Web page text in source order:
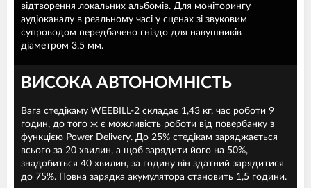
відтворення локальних альбомів. Для моніторингу
аудіоканалу в реальному часі у сценах зі звуковим
супроводом передбачено гніздо для навушників
діаметром 3,5 мм.
ВИСОКА АВТОНОМНІСТЬ
Вага стедікаму WEEBILL-2 складає 1,43 кг, час роботи 9
годин, до того ж є можливість роботи від повербанку з
функцією Power Delivery. До 25% стедікам заряджається
всього за 20 хвилин, а щоб зарядити його на 50%,
знадобиться 40 хвилин, за годину він здатний зарядитися
до 75%. Повна зарядка акумулятора становить 1,5 години.